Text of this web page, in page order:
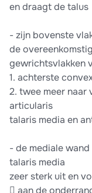
en draagt de talus
- zijn bovenste
de
gewrichtsvlakken
1. achterste
2. twee meer
articularis
talaris media en
- de mediale
talaris media
zeer sterk uit en
 aan de